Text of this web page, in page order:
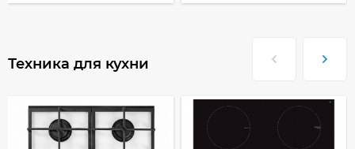
Техника для кухни